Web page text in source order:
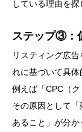
している理由を探
ステップ③：
リスティング広
れに基づいて具体
例えば「CPC（
その原因として
あること」が分か